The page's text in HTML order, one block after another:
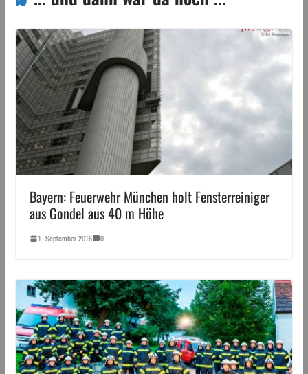
Bayern: Feuerwehr München holt Fensterreiniger
aus Gondel aus 40 m Höhe
1. September 2016 0